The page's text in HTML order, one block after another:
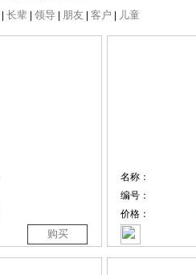
长辈 领导 朋友 客户 儿童
购买
名称：
编号：
价格：